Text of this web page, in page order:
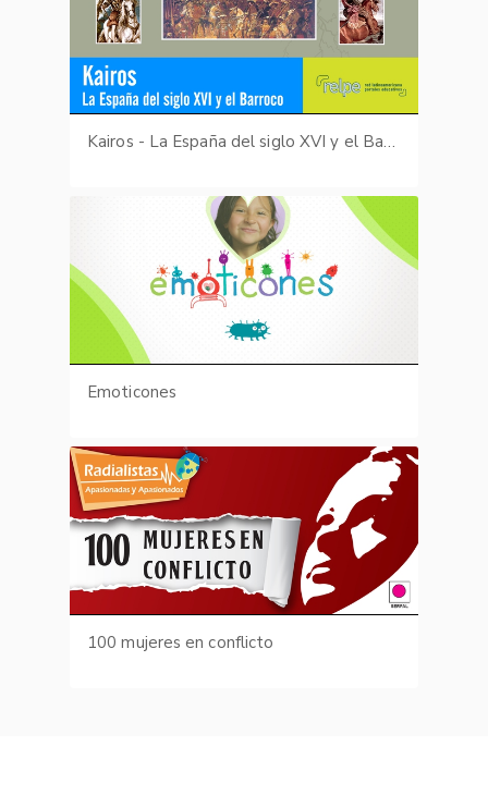
Kairos - La España del siglo XVI y el Barroco
Emoticones
100 mujeres en conflicto